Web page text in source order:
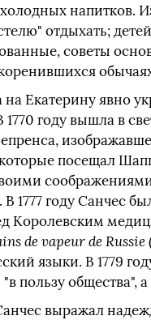
напитков.
отдыхать;
советы
на Екатерину явно
1770 году вышла в
посещал
году Санчес
Королевским
de vapeur de Russie
языки. В 1779
пользу общества", а
выражал